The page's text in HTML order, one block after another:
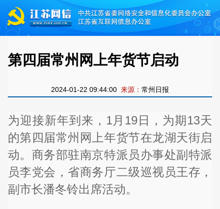
第四届常州网上年货节启动
2024-01-22 09:44:00 来源： 常州日报
为迎接新年到来，1月19日，为期13天
的第四届常州网上年货节在龙湖天街启
动。商务部驻南京特派员办事处副特派
员李党会，省商务厅二级巡视员王存，
副市长潘冬铃出席活动。